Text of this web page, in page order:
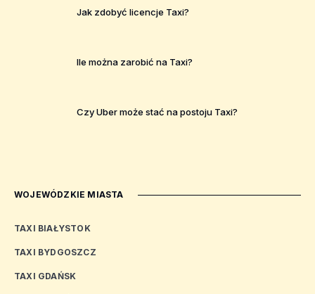
Jak zdobyć licencje Taxi?
Ile można zarobić na Taxi?
Czy Uber może stać na postoju Taxi?
WOJEWÓDZKIE MIASTA
TAXI BIAŁYSTOK
TAXI BYDGOSZCZ
TAXI GDAŃSK